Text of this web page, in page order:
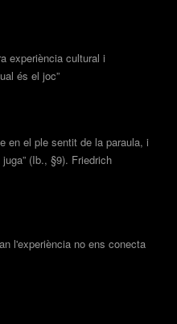
experiència cultural i
és el joc”
en el ple sentit de la paraula, i
(Ib., §9). Friedrich
l'experiència no ens conecta